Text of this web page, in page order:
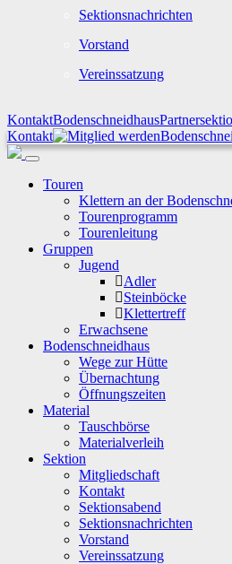
Sektionsnachrichten
Vorstand
Vereinssatzung
KontaktBodenschneidhaus
Kontakt
Touren
Klettern an der
Tourenprogramm
Tourenleitung
Gruppen
Jugend
Adler
Steinböcke
Klettertreff
Erwachsene
Bodenschneidhaus
Wege zur Hütte
Übernachtung
Öffnungszeiten
Material
Tauschbörse
Materialverleih
Sektion
Mitgliedschaft
Kontakt
Sektionsabend
Sektionsnachrichten
Vorstand
Vereinssatzung